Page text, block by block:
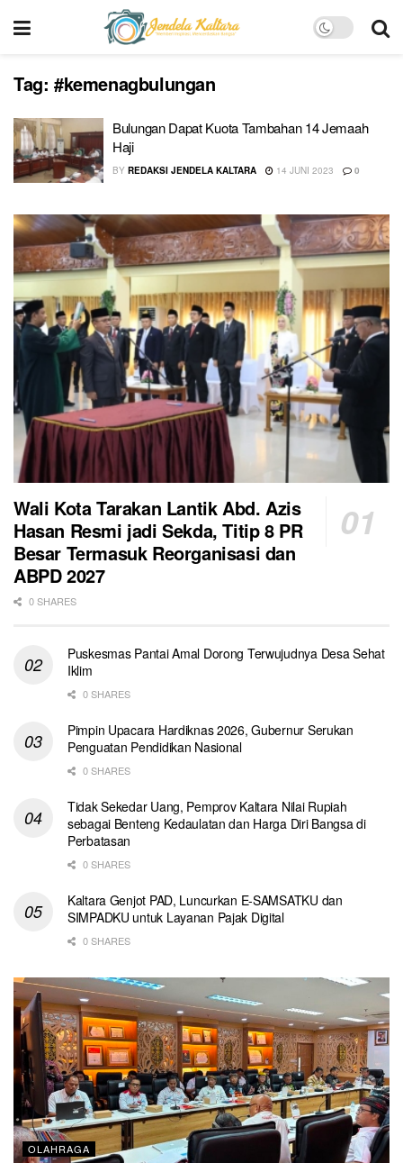
Tag: #kemenagbulungan
Bulungan Dapat Kuota Tambahan 14 Jemaah
Haji
BY REDAKSI JENDELA KALTARA 14 JUNI 2023 0
Wali Kota Tarakan Lantik Abd. Azis
Hasan Resmi jadi Sekda, Titip 8 PR
Besar Termasuk Reorganisasi dan
ABPD 2027
0 SHARES
Puskesmas Pantai Amal Dorong Terwujudnya Desa Sehat
Iklim
0 SHARES
Pimpin Upacara Hardiknas 2026, Gubernur Serukan
Penguatan Pendidikan Nasional
0 SHARES
Tidak Sekedar Uang, Pemprov Kaltara Nilai Rupiah
sebagai Benteng Kedaulatan dan Harga Diri Bangsa di
Perbatasan
0 SHARES
Kaltara Genjot PAD, Luncurkan E-SAMSATKU dan
SIMPADKU untuk Layanan Pajak Digital
0 SHARES
OLAHRAGA